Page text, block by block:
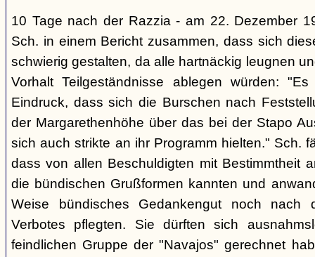
10 Tage nach der Razzia - am 22. Dezember
Sch. in einem Bericht zusammen, dass sich
schwierig gestalten, da alle hartnäckig leugnen
Vorhalt Teilgeständnisse ablegen würden:
Eindruck, dass sich die Burschen nach
der Margarethenhöhe über das bei der Stapo
sich auch strikte an ihr Programm hielten." Sch.
dass von allen Beschuldigten mit Bestimmtheit
die bündischen Grußformen kannten und
Weise bündisches Gedankengut noch nach
Verbotes pflegten. Sie dürften sich
feindlichen Gruppe der "Navajos" gerechnet